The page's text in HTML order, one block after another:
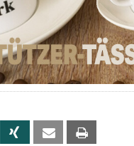
Linkedin Xing Email